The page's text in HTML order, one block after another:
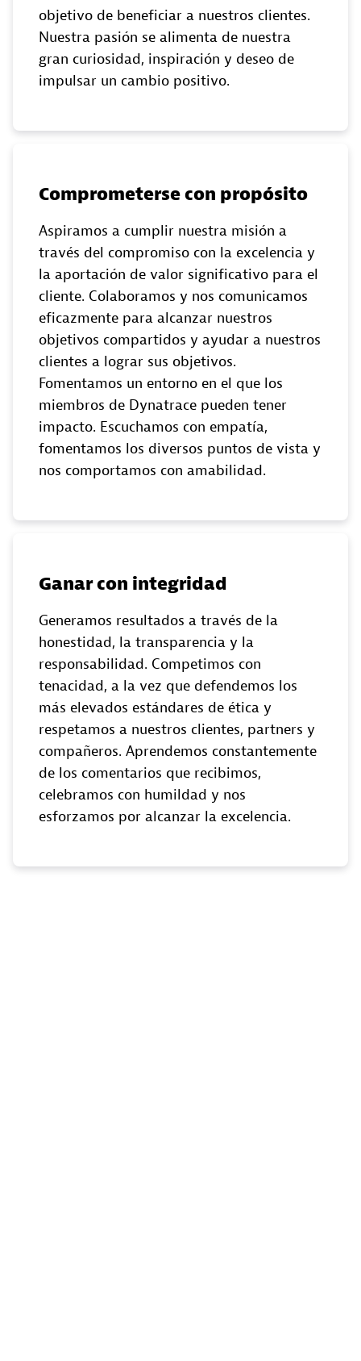
objetivo de beneficiar a nuestros clientes.
Nuestra pasión se alimenta de nuestra
gran curiosidad, inspiración y deseo de
impulsar un cambio positivo.
Comprometerse con propósito
Aspiramos a cumplir nuestra misión a
través del compromiso con la excelencia y
la aportación de valor significativo para el
cliente. Colaboramos y nos comunicamos
eficazmente para alcanzar nuestros
objetivos compartidos y ayudar a nuestros
clientes a lograr sus objetivos.
Fomentamos un entorno en el que los
miembros de Dynatrace pueden tener
impacto. Escuchamos con empatía,
fomentamos los diversos puntos de vista y
nos comportamos con amabilidad.
Ganar con integridad
Generamos resultados a través de la
honestidad, la transparencia y la
responsabilidad. Competimos con
tenacidad, a la vez que defendemos los
más elevados estándares de ética y
respetamos a nuestros clientes, partners y
compañeros. Aprendemos constantemente
de los comentarios que recibimos,
celebramos con humildad y nos
esforzamos por alcanzar la excelencia.